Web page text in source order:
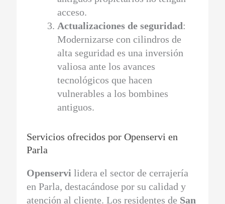
acceso.
Actualizaciones de seguridad:
Modernizarse con cilindros de
alta seguridad es una inversión
valiosa ante los avances
tecnológicos que hacen
vulnerables a los bombines
antiguos.
Servicios ofrecidos por Openservi en
Parla
Openservi lidera el sector de cerrajería
en Parla, destacándose por su calidad y
atención al cliente. Los residentes de San